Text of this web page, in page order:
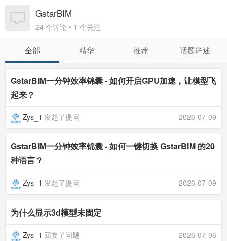
GstarBIM
24 个讨论 • 1 个关注
全部 精华 推荐 话题详述
GstarBIM一分钟效率锦囊 - 如何开启GPU加速，让模型飞
起来？
Zys_1 发起了提问 2026-07-09
GstarBIM一分钟效率锦囊 - 如何一键切换 GstarBIM 的20
种语言？
Zys_1 发起了提问 2026-07-09
为什么显示3d模型未固定
Zys_1 回复了问题 2026-07-06